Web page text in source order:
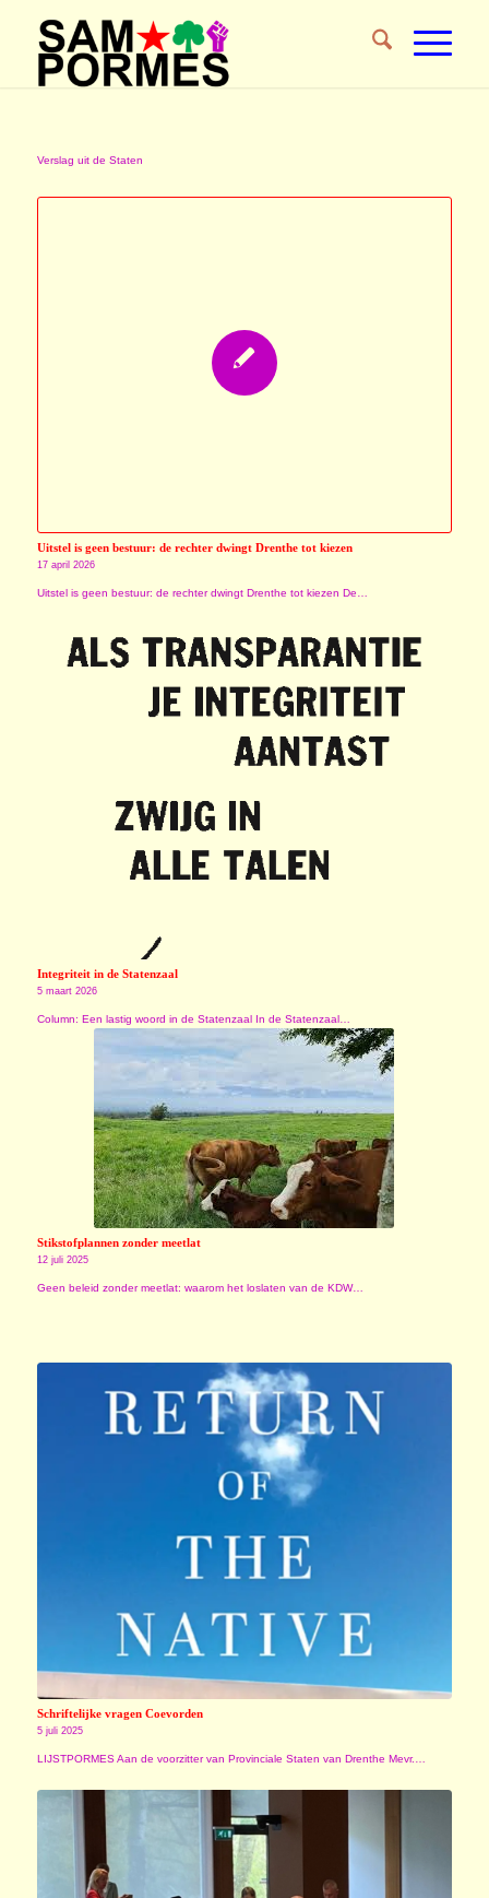
Verslag uit de Staten
Uitstel is geen bestuur: de rechter dwingt Drenthe tot kiezen
17 april 2026
Uitstel is geen bestuur: de rechter dwingt Drenthe tot kiezen De…
Integriteit in de Statenzaal
5 maart 2026
Column: Een lastig woord in de Statenzaal In de Statenzaal…
Stikstofplannen zonder meetlat
12 juli 2025
Geen beleid zonder meetlat: waarom het loslaten van de KDW…
Schriftelijke vragen Coevorden
5 juli 2025
LIJSTPORMES Aan de voorzitter van Provinciale Staten van Drenthe Mevr.…